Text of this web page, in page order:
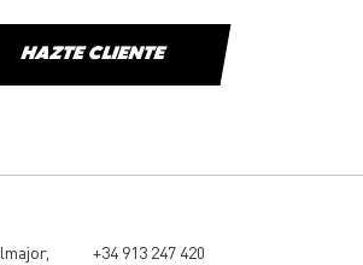
HAZTE CLIENTE
+34 913 247 420